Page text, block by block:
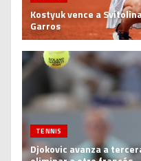
Kostyuk vence a
Garros
TENNIS
Djokovic avanza a